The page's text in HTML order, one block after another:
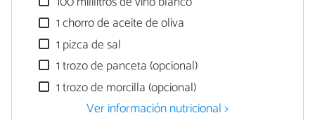
1 chorro de aceite de oliva
1 pizca de sal
1 trozo de panceta (opcional)
1 trozo de morcilla (opcional)
Ver información nutricional >